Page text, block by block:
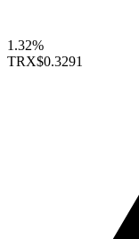
1.32%
TRX$0.3291